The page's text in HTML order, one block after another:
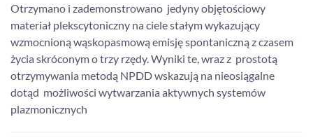
Otrzymano i zademonstrowano jedyny objętościowy
materiał plekscytoniczny na ciele stałym wykazujący
wzmocnioną wąskopasmową emisję spontaniczną z czasem
życia skróconym o trzy rzędy. Wyniki te, wraz z prostotą
otrzymywania metodą NPDD wskazują na nieosiągalne
dotąd możliwości wytwarzania aktywnych systemów
plazmonicznych